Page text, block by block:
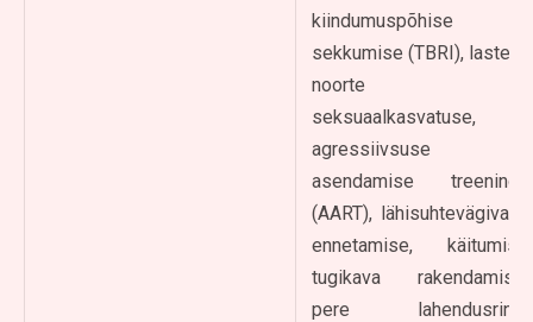
kiindumuspõhise
sekkumise (TBRI), laste ja
noorte
seksuaalkasvatuse,
agressiivsuse
asendamise treeningu
(AART), lähisuhtevägivalla
ennetamise, käitumise
tugikava rakendamise,
pere lahendusringi